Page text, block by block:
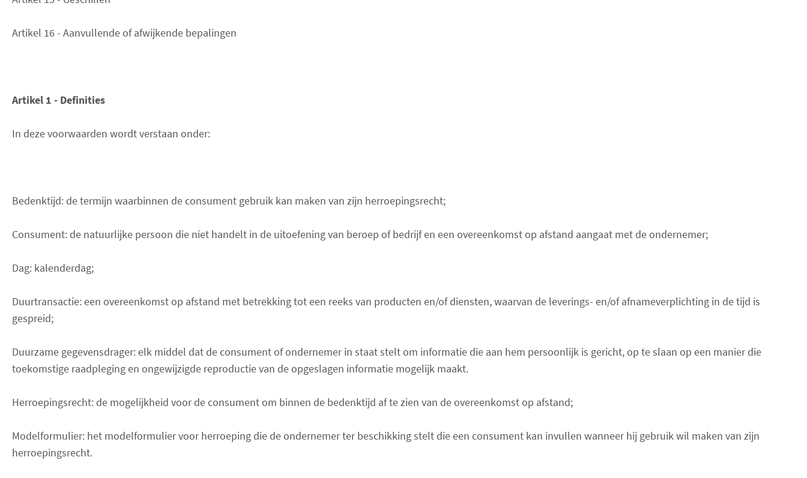
Artikel 16 - Aanvullende of afwijkende bepalingen
Artikel 1 - Definities
In deze voorwaarden wordt verstaan onder:
Bedenktijd: de termijn waarbinnen de consument gebruik kan maken van zijn herroepingsrecht;
Consument: de natuurlijke persoon die niet handelt in de uitoefening van beroep of bedrijf en een overeenkomst op afstand aangaat met de ondernemer;
Dag: kalenderdag;
Duurtransactie: een overeenkomst op afstand met betrekking tot een reeks van producten en/of diensten, waarvan de leverings- en/of afnameverplichting in de tijd is
gespreid;
Duurzame gegevensdrager: elk middel dat de consument of ondernemer in staat stelt om informatie die aan hem persoonlijk is gericht, op te slaan op een manier die
toekomstige raadpleging en ongewijzigde reproductie van de opgeslagen informatie mogelijk maakt.
Herroepingsrecht: de mogelijkheid voor de consument om binnen de bedenktijd af te zien van de overeenkomst op afstand;
Modelformulier: het modelformulier voor herroeping die de ondernemer ter beschikking stelt die een consument kan invullen wanneer hij gebruik wil maken van zijn
herroepingsrecht.